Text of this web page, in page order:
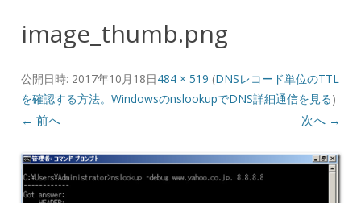
image_thumb.png
公開日時: 2017年10月18日484 × 519 (DNSレコード単位のTTL
を確認する方法。WindowsのnslookupでDNS詳細通信を見る)
← 前へ 次へ →